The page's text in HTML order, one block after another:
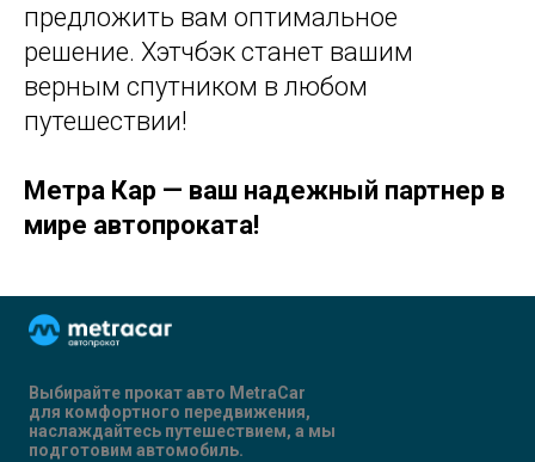
предложить вам оптимальное
решение. Хэтчбэк станет вашим
верным спутником в любом
путешествии!
Метра Кар — ваш надежный партнер в
мире автопроката!
Выбирайте прокат авто MetraCar
для комфортного передвижения,
наслаждайтесь путешествием, а мы
подготовим автомобиль.